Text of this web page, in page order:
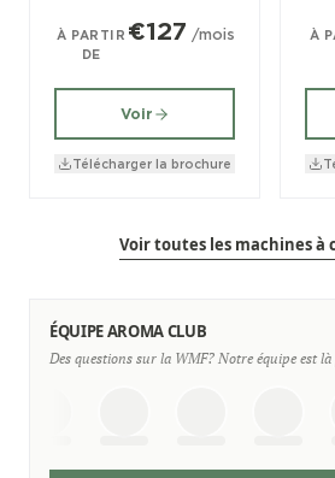
À PARTIR
DE
€127 /mois
Voir
Télécharger la brochure
À
Voir toutes les machines à
ÉQUIPE AROMA CLUB
Des questions sur la WMF? Notre équipe est